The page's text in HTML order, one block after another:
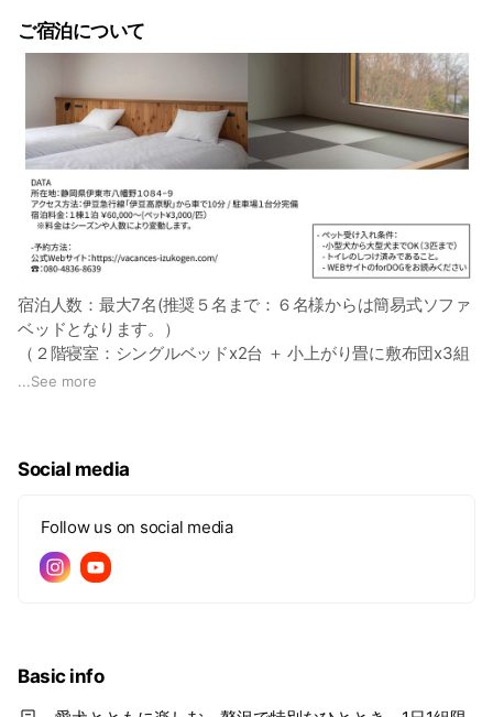
ご宿泊について
宿泊人数：最大7名(推奨５名まで：６名様からは簡易式ソファ
ベッドとなります。）
（２階寝室：シングルベッドx2台 ＋ 小上がり畳に敷布団x3組
/１階リビング：ソファベッドx1台+セミシングルサイズソファ
※４頭目からは一度お問い合わせの上ご相談ください
い。
...See more
Social media
Follow us on social media
Basic info